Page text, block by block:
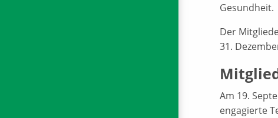
Gesundheit.
Der
31.
Am 19.
engagierte